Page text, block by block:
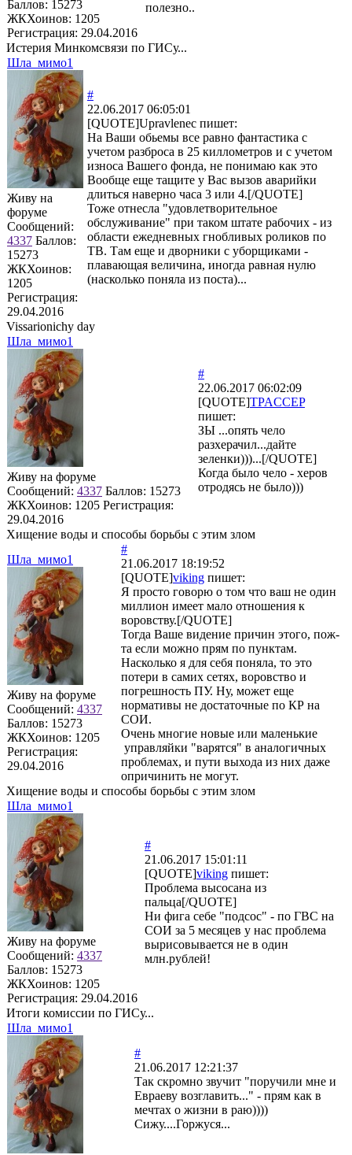
Баллов: 15273
ЖКХоинов: 1205
Регистрация: 29.04.2016
полезно..
Истерия Минкомсвязи по ГИСу...
Шла_мимо1
Живу на
форуме
Сообщений:
4337 Баллов:
15273
ЖКХоинов:
1205
Регистрация:
29.04.2016
#
22.06.2017 06:05:01
[QUOTE]Upravlenec пишет:
На Ваши обьемы все равно фантастика с
учетом разброса в 25 киллометров и с учетом
износа Вашего фонда, не понимаю как это
Вообще еще тащите у Вас вызов аварийки
длиться наверно часа 3 или 4.[/QUOTE]
Тоже отнесла "удовлетворительное
обслуживание" при таком штате рабочих - из
области ежедневных гнобливых роликов по
ТВ. Там еще и дворники с уборщиками -
плавающая величина, иногда равная нулю
(насколько поняла из поста)...
Vissarionichy day
Шла_мимо1
Живу на форуме
Сообщений: 4337 Баллов: 15273
ЖКХоинов: 1205 Регистрация:
29.04.2016
#
22.06.2017 06:02:09
[QUOTE]TPACCEP
пишет:
ЗЫ ...опять чело
разхерачил...дайте
зеленки)))...[/QUOTE]
Когда было чело - херов
отродясь не было)))
Хищение воды и способы борьбы с этим злом
Шла_мимо1
Живу на форуме
Сообщений: 4337
Баллов: 15273
ЖКХоинов: 1205
Регистрация:
29.04.2016
#
21.06.2017 18:19:52
[QUOTE]viking пишет:
Я просто говорю о том что ваш не один
миллион имеет мало отношения к
воровству.[/QUOTE]
Тогда Ваше видение причин этого, пож-
та если можно прям по пунктам.
Насколько я для себя поняла, то это
потери в самих сетях, воровство и
погрешность ПУ. Ну, может еще
нормативы не достаточные по КР на
СОИ.
Очень многие новые или маленькие
управляйки "варятся" в аналогичных
проблемах, и пути выхода из них даже
опричинить не могут.
Хищение воды и способы борьбы с этим злом
Шла_мимо1
Живу на форуме
Сообщений: 4337
Баллов: 15273
ЖКХоинов: 1205
Регистрация: 29.04.2016
#
21.06.2017 15:01:11
[QUOTE]viking пишет:
Проблема высосана из
пальца[/QUOTE]
Ни фига себе "подсос" - по ГВС на
СОИ за 5 месяцев у нас проблема
вырисовывается не в один
млн.рублей!
Итоги комиссии по ГИСу...
Шла_мимо1
#
21.06.2017 12:21:37
Так скромно звучит "поручили мне и
Евраеву возглавить..." - прям как в
мечтах о жизни в раю))))
Сижу....Горжуся...